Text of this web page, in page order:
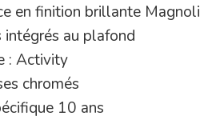
en finition brillante
au plafond
: Activity
chromés
10 ans